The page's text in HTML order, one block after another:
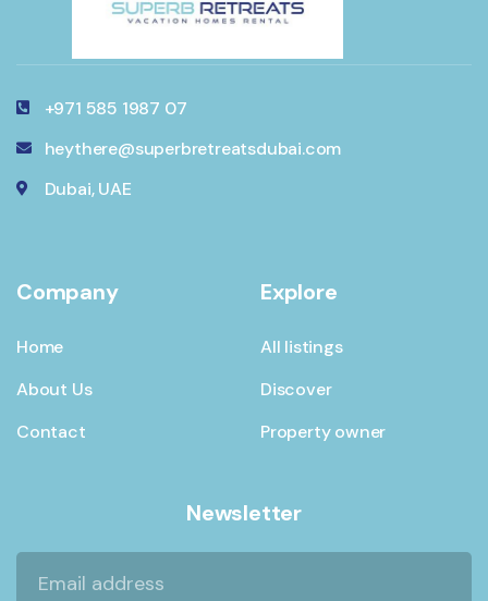
+971 585 1987 07
heythere@superbretreatsdubai.com
Dubai, UAE
Company
Home
About Us
Contact
Explore
All listings
Discover
Property owner
Newsletter